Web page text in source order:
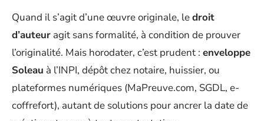
Quand il s’agit d’une œuvre originale, ledroit
d’auteur agit sans formalité, à condition de prouver
l’originalité. Mais horodater, c’est prudent : enveloppe
Soleau à l’INPI, dépôt chez notaire, huissier, ou
plateformes numériques (MaPreuve.com, SGDL, e-
coffrefort), autant de solutions pour ancrer la date de